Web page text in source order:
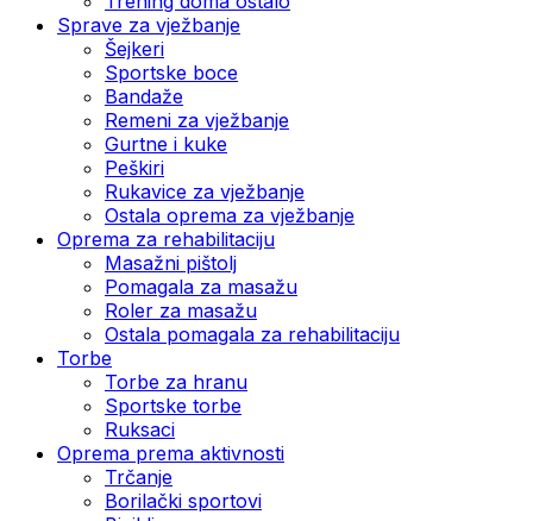
Sprave za vježbanje
Šejkeri
Sportske boce
Bandaže
Remeni za vježbanje
Gurtne i kuke
Peškiri
Rukavice za vježbanje
Ostala oprema za vježbanje
Oprema za rehabilitaciju
Masažni pištolj
Pomagala za masažu
Roler za masažu
Ostala pomagala za rehabilitaciju
Torbe
Torbe za hranu
Sportske torbe
Ruksaci
Oprema prema aktivnosti
Trčanje
Borilački sportovi